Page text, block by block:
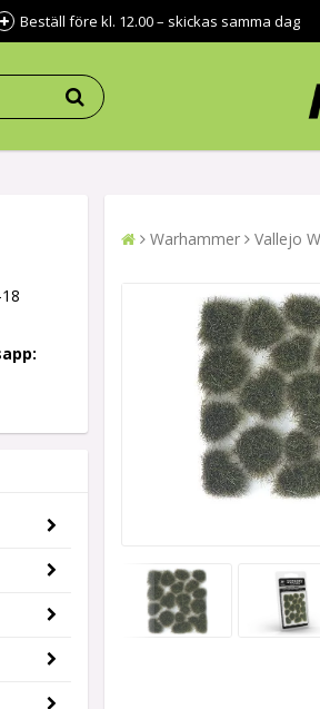
Beställ före kl. 12.00 – skickas samma dag
Warhammer Vallejo